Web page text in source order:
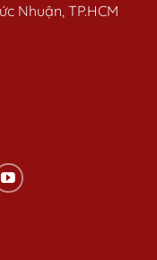
Nhuận, TP.HCM